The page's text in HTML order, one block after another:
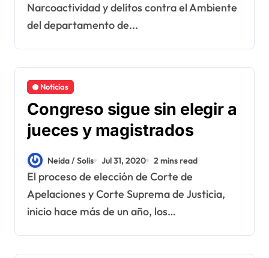
Narcoactividad y delitos contra el Ambiente
del departamento de...
Noticias
Congreso sigue sin elegir a
jueces y magistrados
Neida / Solis Jul 31, 2020 2 mins read
El proceso de elección de Corte de
Apelaciones y Corte Suprema de Justicia,
inicio hace más de un año, los…